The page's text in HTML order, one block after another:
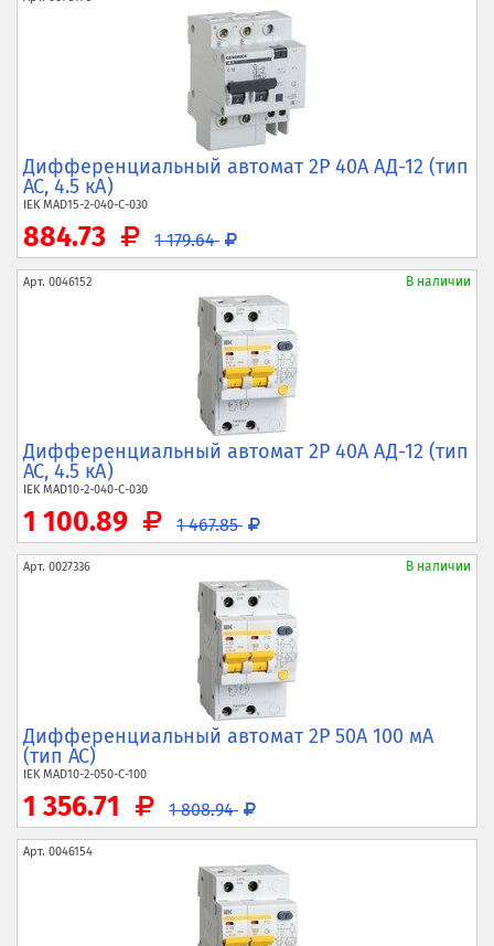
Дифференциальный автомат 2P 40А АД-12 (тип
AC, 4.5 кА)
IEKMAD15-2-040-C-030
884.73 1 179.64
Арт. 0046152 В наличии
Дифференциальный автомат 2P 40А АД-12 (тип
AC, 4.5 кА)
IEKMAD10-2-040-C-030
1 100.89 1 467.85
Арт. 0027336 В наличии
Дифференциальный автомат 2P 50А 100 мА
(тип AC)
IEKMAD10-2-050-C-100
1 356.71 1 808.94
Арт. 0046154